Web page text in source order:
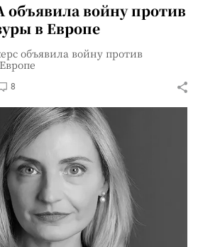
войну против
в Европе
объявила войну против
8